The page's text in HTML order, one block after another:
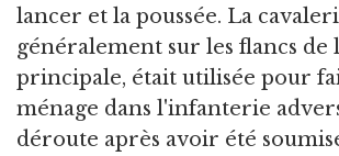
lancer et la poussée. La
généralement sur les flancs de
principale, était utilisée pour
ménage dans l'infanterie
déroute après avoir été